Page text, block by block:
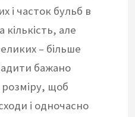
і часток бульб в
але
– більше
бажано
щоб
і одночасно